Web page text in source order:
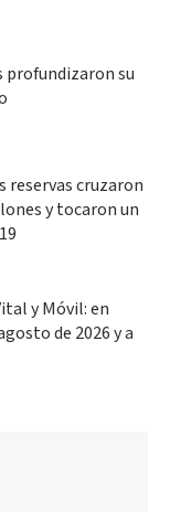
profundizaron su
reservas cruzaron
y tocaron un
y Móvil: en
de 2026 y a